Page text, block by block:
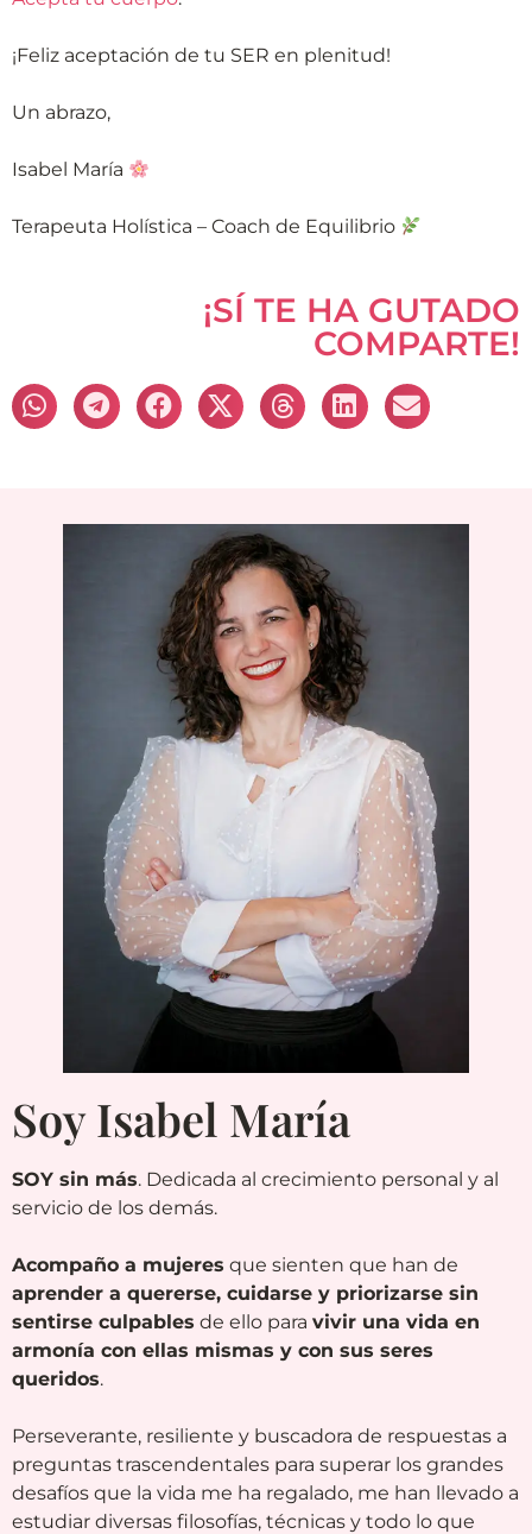
¡Feliz aceptación de tu SER en plenitud!
Un abrazo,
Isabel María
Terapeuta Holística – Coach de Equilibrio
¡SÍ TE HA GUTADO
COMPARTE!
Soy Isabel María
SOY sin más. Dedicada al crecimiento personal y al
servicio de los demás.
Acompaño a mujeres que sienten que han de
aprender a quererse, cuidarse y priorizarse sin
sentirse culpables de ello para vivir una vida en
armonía con ellas mismas y con sus seres
queridos.
Perseverante, resiliente y buscadora de respuestas a
preguntas trascendentales para superar los grandes
desafíos que la vida me ha regalado, me han llevado a
estudiar diversas filosofías, técnicas y todo lo que